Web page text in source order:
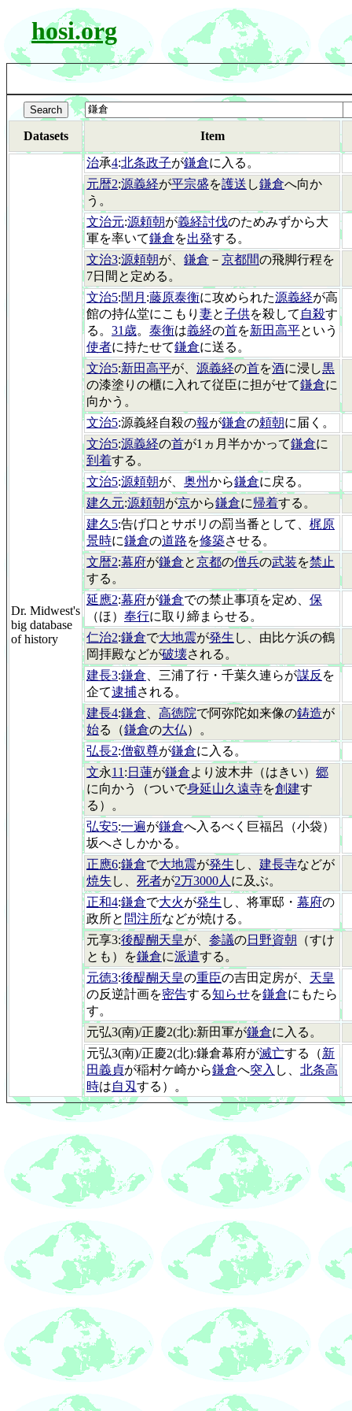
hosi.org
Datasets Item
Dr. Midwest's
big database
of history
治承4:北条政子が鎌倉に入る。
元暦2:源義経が平宗盛を護送 し鎌倉へ向か
う。
文治元:源頼朝が義経討伐のためみずから大
軍を率いて鎌倉を出発する。
文治3:源頼朝が、 鎌倉 － 京都間の飛脚行程を
7日間と定める。
文治5:閏月 :藤原泰衡に攻められた源義経が高
館の持仏堂にこもり 妻と子供を殺して 自殺す
る。 31歳。 泰衡は義経の首を新田高平という
使者に持たせて鎌倉に送る。
文治5:新田高平が、 源義経の首を酒に浸し黒
の漆塗りの櫃に入れて従臣に担がせて鎌倉に
向かう。
文治5:源義経自殺の報が鎌倉の頼朝に届く。
文治5:源義経の首が1ヵ月半かかって鎌倉に
到着する。
文治5:源頼朝が、 奥州から鎌倉に戻る。
建久元:源頼朝が京から鎌倉に帰着する。
建久5:告げ口とサボリの罰当番として、 梶原
景時に鎌倉の道路を修築させる。
文暦2:幕府が鎌倉と京都の僧兵の武装を禁止
する。
延應2:幕府が鎌倉での禁止事項を定め、 保
（ほ） 奉行に取り締まらせる。
仁治2:鎌倉で大地震が発生 し、由比ケ浜の鶴
岡拝殿などが破壊される。
建長3:鎌倉 、三浦了行・千葉久連らが謀反 を
企て逮捕される。
建長4:鎌倉 高徳院で阿弥陀如来像の鋳造が
始る（鎌倉の大仏）。
弘長2:僧叡尊が鎌倉に入る。
文永11 : 日蓮が鎌倉より波木井（はきい） 郷
に向かう（ついで身延山久遠寺を創建す
る）。
弘安5:一遍が鎌倉へ入るべく巨福呂（小袋）
坂へさしかかる。
正應6:鎌倉で大地震が発生 し、 建長寺などが
焼失 し、 死者が2万3000人 に及ぶ。
正和4:鎌倉で大火が発生 し、将軍邸・ 幕府の
政所と 問注所などが焼ける。
元享3:後醍醐天皇が、 参議の日野資朝 （すけ
とも）を鎌倉に派遣する。
元徳3:後醍醐天皇の重臣の吉田定房が、 天皇
の反逆計画を密告する知らせを鎌倉にもたら
す。
元弘3(南)/正慶2(北):新田軍が鎌倉に入る。
元弘3(南)/正慶2(北):鎌倉幕府が滅亡する（新
田義貞が稲村ケ崎から鎌倉へ突入 し、 北条高
時は自刄する）。